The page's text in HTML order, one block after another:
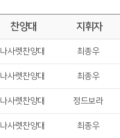
찬양대 지휘자
나사렛찬양대 최종우
나사렛찬양대 최종우
나사렛찬양대 정드보라
나사렛찬양대 최종우